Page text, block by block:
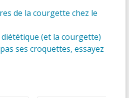
de la courgette chez le
(et la courgette)
ses croquettes, essayez